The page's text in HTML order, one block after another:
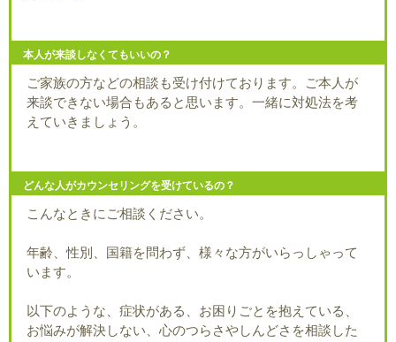
本人が来談しなくてもいいの？
ご家族の方などの相談も受け付けております。ご本人が
来談できない場合もあると思います。一緒に対処法を考
えていきましょう。
どんな人がカウンセリングを受けているの？
こんなときにご相談ください。
年齢、性別、国籍を問わず、様々な方がいらっしゃって
います。
以下のような、症状がある、お困りごとを抱えている、
お悩みが解決しない、心のつらさやしんどさを相談した